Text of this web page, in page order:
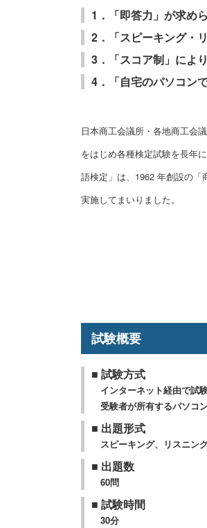
1．「即答力」が求め
2．「スピーキング・
3．「スコア制」によ
4．「自宅のパソコン
日本商工会議所・各地商工会
をはじめ各種検定試験を長年
語検定」は、1962 年創設の
実施してまいりました。
試験概要
■ 試験方式
インターネット経由で試
受験者が所有するパソコ
■ 出題形式
スピーキング、リスニン
■ 出題数
60問
■ 試験時間
30分